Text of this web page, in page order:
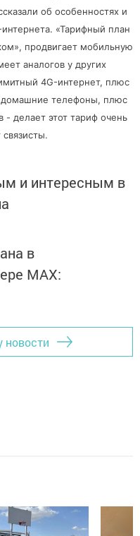
об особенностях и
«Тарифный план
продвигает мобильную
аналогов у других
4G-интернет, плюс
домашние телефоны, плюс
- делает этот тариф очень
и интересным в
в
MАХ:
новости